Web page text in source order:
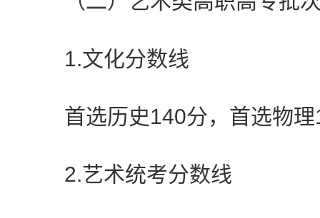
1.文化分数线
首选历史140分，首选物理
2.艺术统考分数线